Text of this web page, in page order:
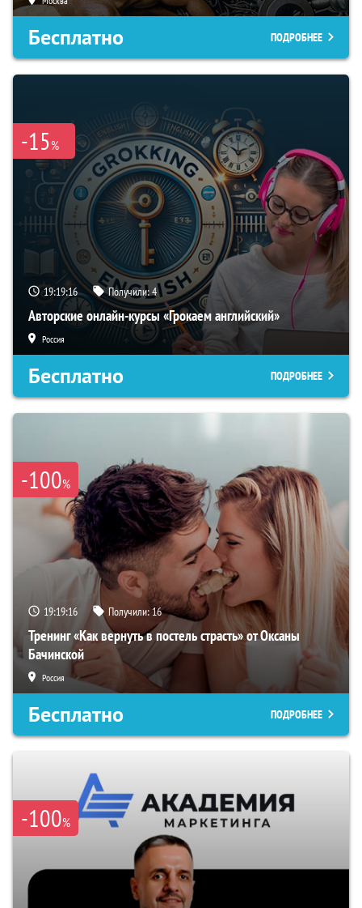
Бесплатно ПОДРОБНЕЕ
-15%
19:19:15 Получили:4
Авторские онлайн-курсы «Грокаем английский»
Россия
Бесплатно ПОДРОБНЕЕ
-100%
19:19:15 Получили:16
Тренинг «Как вернуть в постель страсть» от Оксаны
Бачинской
Россия
Бесплатно ПОДРОБНЕЕ
-100%